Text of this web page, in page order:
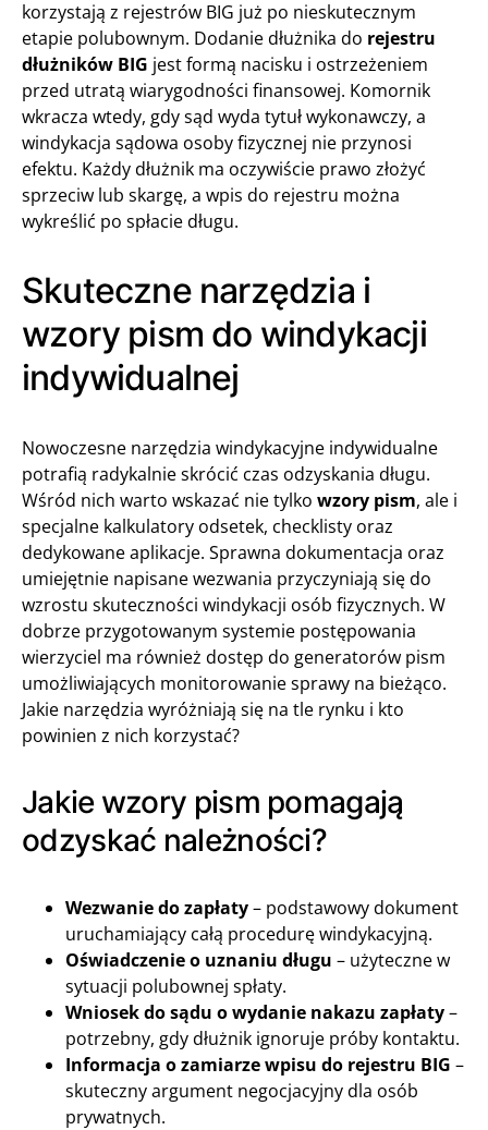
korzystają z rejestrów BIG już po nieskutecznym
etapie polubownym. Dodanie dłużnika do rejestru
dłużników BIG jest formą nacisku i ostrzeżeniem
przed utratą wiarygodności finansowej. Komornik
wkracza wtedy, gdy sąd wyda tytuł wykonawczy, a
windykacja sądowa osoby fizycznej nie przynosi
efektu. Każdy dłużnik ma oczywiście prawo złożyć
sprzeciw lub skargę, a wpis do rejestru można
wykreślić po spłacie długu.
Skuteczne narzędzia i
wzory pism do windykacji
indywidualnej
Nowoczesne narzędzia windykacyjne indywidualne
potrafią radykalnie skrócić czas odzyskania długu.
Wśród nich warto wskazać nie tylko wzory pism, ale i
specjalne kalkulatory odsetek, checklisty oraz
dedykowane aplikacje. Sprawna dokumentacja oraz
umiejętnie napisane wezwania przyczyniają się do
wzrostu skuteczności windykacji osób fizycznych. W
dobrze przygotowanym systemie postępowania
wierzyciel ma również dostęp do generatorów pism
umożliwiających monitorowanie sprawy na bieżąco.
Jakie narzędzia wyróżniają się na tle rynku i kto
powinien z nich korzystać?
Jakie wzory pism pomagają
odzyskać należności?
Wezwanie do zapłaty– podstawowy dokument
uruchamiający całą procedurę windykacyjną.
Oświadczenie o uznaniu długu – użyteczne w
sytuacji polubownej spłaty.
Wniosek do sądu o wydanie nakazu zapłaty–
potrzebny, gdy dłużnik ignoruje próby kontaktu.
Informacja o zamiarze wpisu do rejestru BIG –
skuteczny argument negocjacyjny dla osób
prywatnych.